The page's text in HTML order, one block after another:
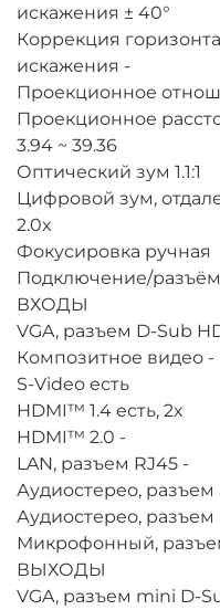
искажения ± 40°
Коррекция
искажения -
Проекционное
Проекционное
3.94 ~ 39.36
Оптический зум 1.1:1
Цифровой зум,
2.0x
Фокусировка ручная
Подключение/
ВХОДЫ
VGA, разъем D-Sub
Композитное видео -
S-Video есть
HDMI™ 1.4 есть, 2х
HDMI™ 2.0 -
LAN, разъем RJ45 -
Аудиостерео,
Аудиостерео, разъем
Микрофонный,
ВЫХОДЫ
VGA, разъем mini D-